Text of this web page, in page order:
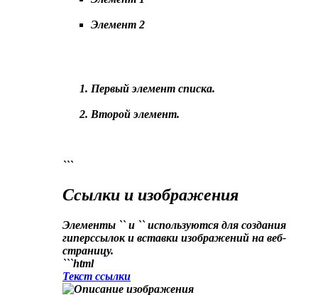
Элемент 2
Первый элемент списка.
Второй элемент.
```
Ссылки и изображения
Элементы `` и `` используются для создания
гиперссылок и вставки изображений на веб-
страницу.
```html
Текст ссылки